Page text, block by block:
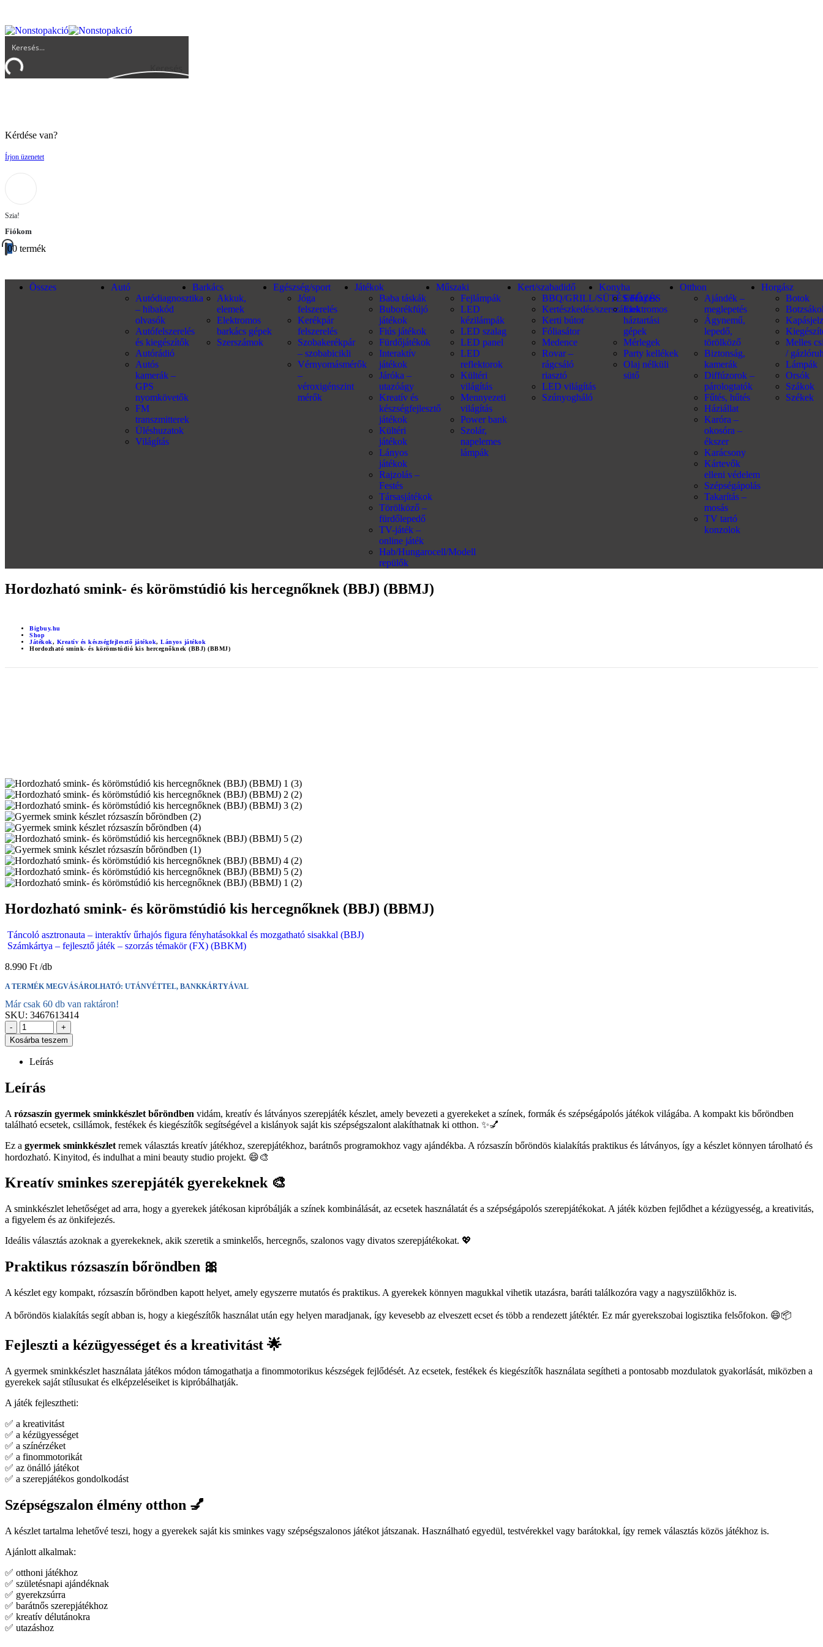
Keresés
Kérdése van?
Írjon üzenetet
Szia!
Fiókom
00 termék
Összes
Autó
Autódiagnosztika
– hibakód
olvasók
Autófelszerelés
és kiegészítők
Autórádió
Autós
kamerák –
GPS
nyomkövetők
FM
transzmitterek
Üléshuzatok
Világítás
Barkács
Akkuk,
elemek
Elektromos
barkács gépek
Szerszámok
Egészség/sport
Jóga
felszerelés
Kerékpár
felszerelés
Szobakerékpár
– szobabicikli
Vérnyomásmérők
–
véroxigénszint
mérők
Játékok
Baba táskák
Buborékfújó
játékok
Fiús játékok
Fürdőjátékok
Interaktív
játékok
Járóka –
utazóágy
Kreatív és
készségfejlesztő
játékok
Kültéri
játékok
Lányos
játékok
Rajzolás –
Festés
Társasjátékok
Törölköző –
fürdőlepedő
TV-játék –
online játék
Hab/Hungarocell/Modell
repülők
Műszaki
Fejlámpák
LED
kézilámpák
LED szalag
LED panel
LED
reflektorok
Kültéri
világítás
Mennyezeti
világítás
Power bank
Szolár,
napelemes
lámpák
Kert/szabadidő
BBQ/GRILL/SÜTÉS/FŐZÉS
Kertészkedés/szerszámok
Kerti bútor
Fóliasátor
Medence
Rovar –
rágcsáló
riasztó
LED világítás
Szúnyogháló
Konyha
Edények
Elektromos
háztartási
gépek
Mérlegek
Party kellékek
Olaj nélküli
sütő
Otthon
Ajándék –
meglepetés
Ágynemű,
lepedő,
törölköző
Biztonság,
kamerák
Diffúzorok –
párologtatók
Fűtés, hűtés
Háziállat
Karóra –
okosóra –
ékszer
Karácsony
Kártevők
elleni védelem
Szépségápolás
Takarítás –
mosás
TV tartó
konzolok
Horgász
Botok
Melles
/
Lámpák
Orsók
Szákok
Székek
Hordozható smink- és körömstúdió kis hercegnőknek (BBJ) (BBMJ)
Bigbuy.hu
Shop
Játékok, Kreatív és készségfejlesztő játékok, Lányos játékok
Hordozható smink- és körömstúdió kis hercegnőknek (BBJ) (BBMJ)
Hordozható smink- és körömstúdió kis hercegnőknek (BBJ) (BBMJ)
Táncoló asztronauta – interaktív űrhajós figura fényhatásokkal és mozgatható sisakkal (BBJ)
Számkártya – fejlesztő játék – szorzás témakör (FX) (BBKM)
8.990 Ft
A TERMÉK MEGVÁSÁROLHATÓ: UTÁNVÉTTEL, BANKKÁRTYÁVAL
Már csak 60 db van raktáron!
SKU: 3467613414
-
+
Kosárba teszem
Leírás
Leírás
A rózsaszín gyermek sminkkészlet bőröndben vidám, kreatív és látványos szerepjáték készlet, amely bevezeti a gyerekeket a színek, formák és szépségápolós játékok világába. A kompakt kis bőröndben
található ecsetek, csillámok, festékek és kiegészítők segítségével a kislányok saját kis szépségszalont alakíthatnak ki otthon. ✨💅
Ez a gyermek sminkkészlet remek választás kreatív játékhoz, szerepjátékhoz, barátnős programokhoz vagy ajándékba. A rózsaszín bőröndös kialakítás praktikus és látványos, így a készlet könnyen tárolható és
hordozható. Kinyitod, és indulhat a mini beauty studio projekt. 😄🎨
Kreatív sminkes szerepjáték gyerekeknek 🎨
A sminkkészlet lehetőséget ad arra, hogy a gyerekek játékosan kipróbálják a színek kombinálását, az ecsetek használatát és a szépségápolós szerepjátékokat. A játék közben fejlődhet a kézügyesség, a kreativitás,
a figyelem és az önkifejezés.
Ideális választás azoknak a gyerekeknek, akik szeretik a sminkelős, hercegnős, szalonos vagy divatos szerepjátékokat. 💖
Praktikus rózsaszín bőröndben 🎀
A készlet egy kompakt, rózsaszín bőröndben kapott helyet, amely egyszerre mutatós és praktikus. A gyerekek könnyen magukkal vihetik utazásra, baráti találkozóra vagy a nagyszülőkhöz is.
A bőröndös kialakítás segít abban is, hogy a kiegészítők használat után egy helyen maradjanak, így kevesebb az elveszett ecset és több a rendezett játéktér. Ez már gyerekszobai logisztika felsőfokon. 😄📦
Fejleszti a kézügyességet és a kreativitást 🌟
A gyermek sminkkészlet használata játékos módon támogathatja a finommotorikus készségek fejlődését. Az ecsetek, festékek és kiegészítők használata segítheti a pontosabb mozdulatok gyakorlását, miközben a
gyerekek saját stílusukat és elképzeléseiket is kipróbálhatják.
A játék fejlesztheti:
✅ a kreativitást
✅ a kézügyességet
✅ a színérzéket
✅ a finommotorikát
✅ az önálló játékot
✅ a szerepjátékos gondolkodást
Szépségszalon élmény otthon 💅
A készlet tartalma lehetővé teszi, hogy a gyerekek saját kis sminkes vagy szépségszalonos játékot játszanak. Használható egyedül, testvérekkel vagy barátokkal, így remek választás közös játékhoz is.
Ajánlott alkalmak:
✅ otthoni játékhoz
✅ születésnapi ajándéknak
✅ gyerekzsúrra
✅ barátnős szerepjátékhoz
✅ kreatív délutánokra
✅ utazáshoz